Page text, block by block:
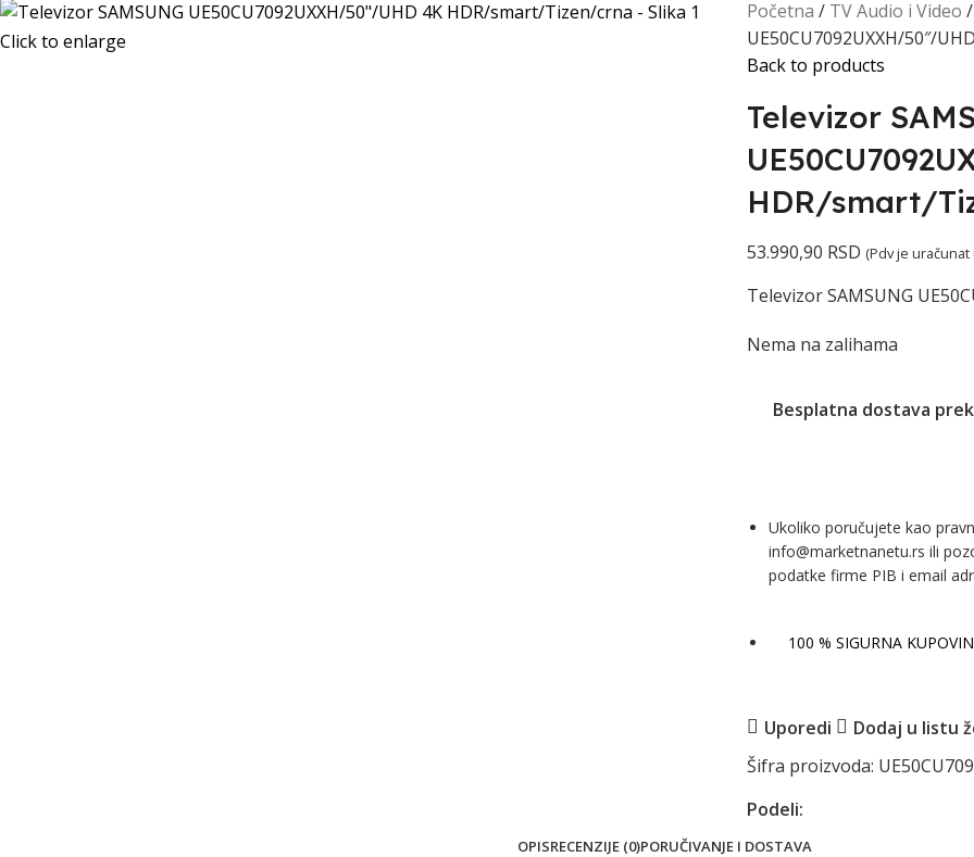
Click to enlarge
Početna TV Audio i Video
UE50CU7092UXXH/50″/
Back to products
Televizor
HDR/smart/
53.990,90 RSD (Pdv je uračunat
Televizor SAMSUNG
Nema na zalihama
Besplatna dostava
Ukoliko poručujete kao
info@marketnanetu.rs ili
podatke firme PIB i email
100 % SIGURNA
Uporedi
Dodaj u listu
Šifra proizvoda:
Podeli:
OPISRECENZIJE (0)PORUČIVANJE I DOSTAVA